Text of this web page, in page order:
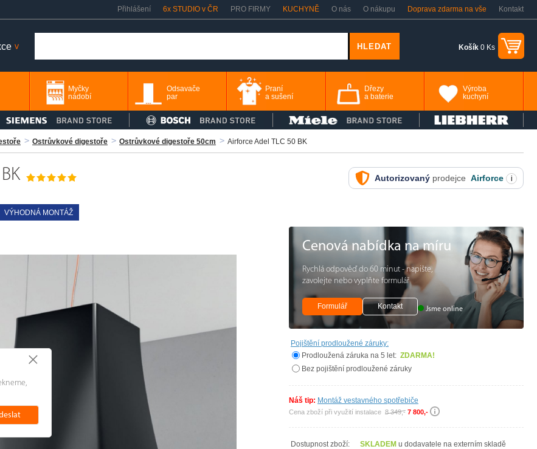
Přihlášení 6x STUDIO v ČR PRO FIRMY KUCHYNĚ O nás O nákupu Doprava zdarma na vše Kontakt
Košík0 Ks
>
Myčky
nádobí
Odsavače
par
Praní
a sušení
Dřezy
a baterie
Výroba
kuchyní
Ostrůvkové digestoře Ostrůvkové digestoře 50cm Airforce Adel TLC 50 BK
VÝHODNÁ MONTÁŽ
Autorizovaný prodejce Airforce i
+
Cenová nabídka na míru
Rychlá odpověď do 60 minut - napište,
zavolejte nebo vyplňte formulář
Formulář Kontakt Jsme online
Pojištění prodloužené záruky:
Prodloužená záruka na 5 let: ZDARMA!
Bez pojištění prodloužené záruky
Náš tip: Montáž vestavného spotřebiče
Cena zboží při využití instalace 8 349,- 7 800,-
Dostupnost zboží: SKLADEM u dodavatele na externím skladě